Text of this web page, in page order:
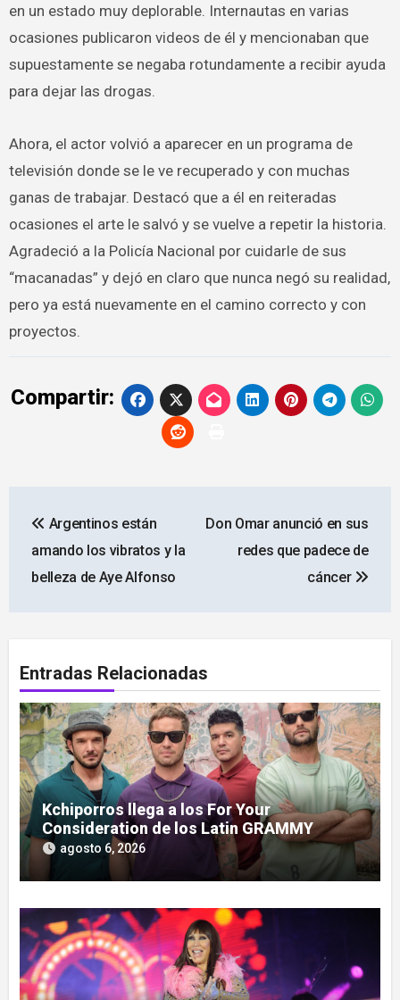
en un estado muy deplorable. Internautas en varias
ocasiones publicaron videos de él y mencionaban que
supuestamente se negaba rotundamente a recibir ayuda
para dejar las drogas.
Ahora, el actor volvió a aparecer en un programa de
televisión donde se le ve recuperado y con muchas
ganas de trabajar. Destacó que a él en reiteradas
ocasiones el arte le salvó y se vuelve a repetir la historia.
Agradeció a la Policía Nacional por cuidarle de sus
“macanadas” y dejó en claro que nunca negó su realidad,
pero ya está nuevamente en el camino correcto y con
proyectos.
Compartir:
de
entradas
Argentinos están
amando los vibratos y la
belleza de Aye Alfonso
Don Omar anunció en sus
redes que padece de
cáncer
Entradas Relacionadas
Kchiporros llega a los For Your
Consideration de los Latin GRAMMY
agosto 6, 2026